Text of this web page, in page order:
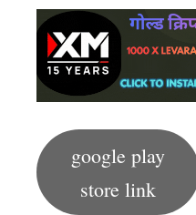
content
google play
store link